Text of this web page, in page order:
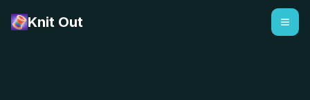
Knit Out